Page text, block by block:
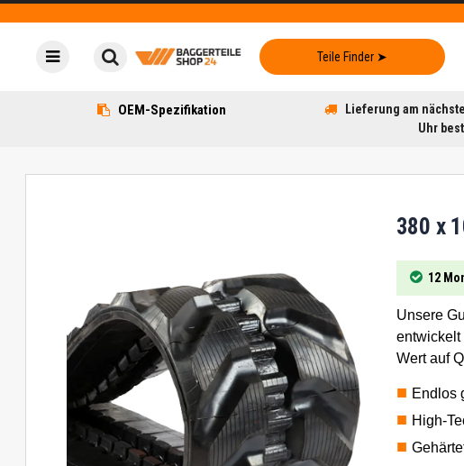
OEM-Spezifikation
Lieferung am
Uhr
380 x
12
Unsere
entwickelt
Wert auf
Endlos
High-